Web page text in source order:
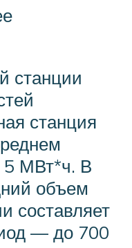
станции
станция
5 МВт*ч. В
объем
составляет
— до 700